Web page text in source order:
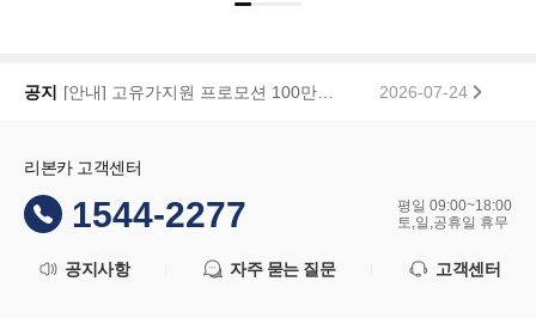
공지 2026-07-24
리본카 고객센터
1544-2277
평일 09:00~18:00
토,일,공휴일 휴무
공지사항 자주 묻는 질문 고객센터